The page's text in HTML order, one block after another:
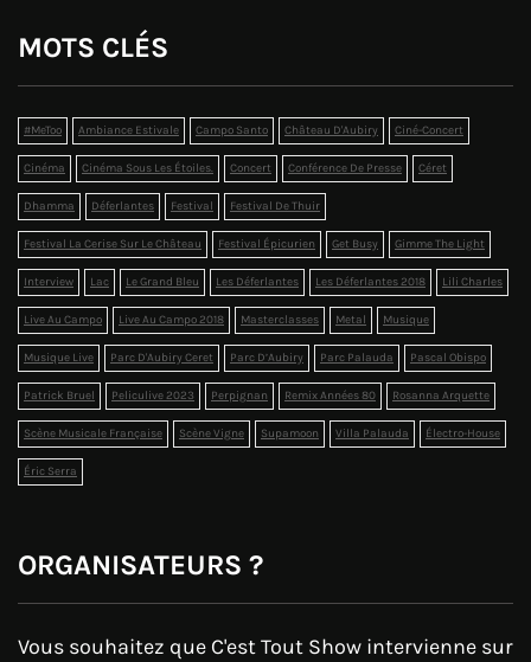
MOTS CLÉS
#MeToo Ambiance Estivale Campo Santo Château D'Aubiry Ciné-Concert
Cinéma Cinéma Sous Les Étoiles. Concert Conférence De Presse Céret
Dhamma Déferlantes Festival Festival De Thuir
Festival La Cerise Sur Le Château Festival Épicurien Get Busy Gimme The Light
Interview Lac Le Grand Bleu Les Déferlantes Les Déferlantes 2018 Lili Charles
Live Au Campo Live Au Campo 2018 Masterclasses Metal Musique
Musique Live Parc D'Aubiry Ceret Parc D’Aubiry Parc Palauda Pascal Obispo
Patrick Bruel Peliculive 2023 Perpignan Remix Années 80 Rosanna Arquette
Scène Musicale Française Scène Vigne Supamoon Villa Palauda Électro-House
Éric Serra
ORGANISATEURS ?
Vous souhaitez que C'est Tout Show intervienne sur